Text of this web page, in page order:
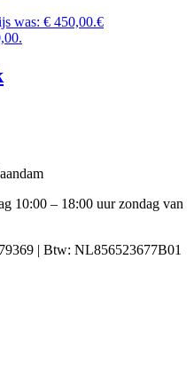
was: € 450,00.€
10:00 – 18:00 uur zondag van
| Btw: NL856523677B01